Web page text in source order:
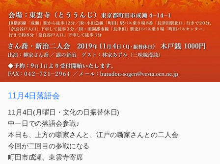
11月4日落語会
11月4日(月曜日・文化の日振替休日)
中一日での落語会参戦♪
本日も、上方の噺家さんと、江戸の噺家さんとの二人会
今回が二回目の参戦になる
町田市成瀬、東雲寺寄席